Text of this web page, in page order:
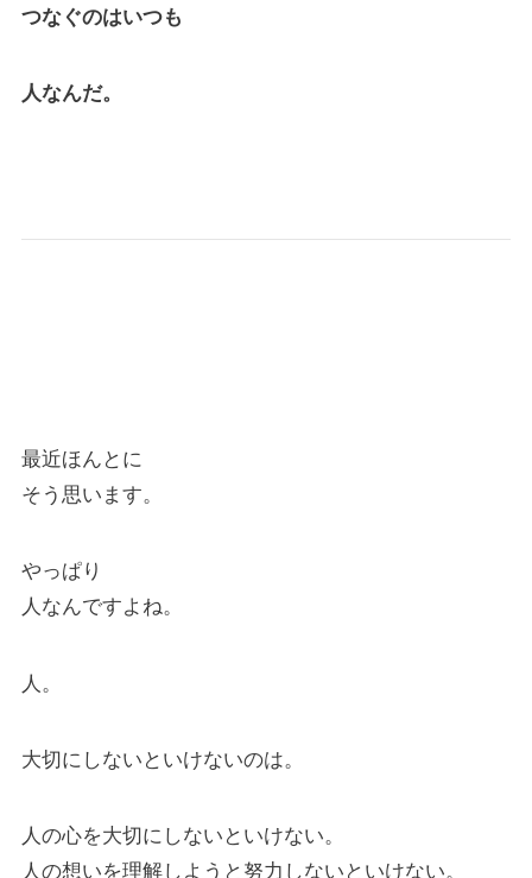
つなぐのはいつも
人なんだ。
最近ほんとに
そう思います。
やっぱり
人なんですよね。
人。
大切にしないといけないのは。
人の心を大切にしないといけない。
人の想いを理解しようと努力しないといけない。